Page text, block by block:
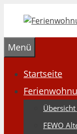
Inhalt
Menü
Startseite
FEWO